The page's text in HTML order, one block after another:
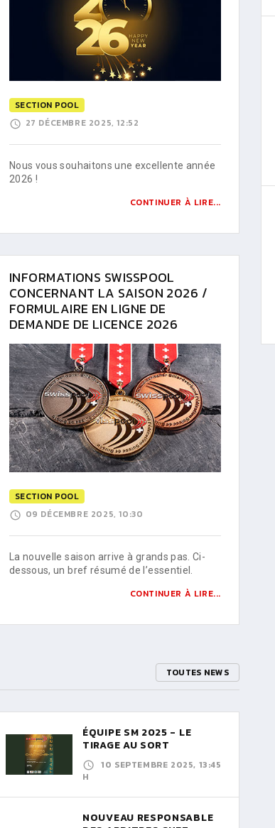
SECTION POOL
27 DÉCEMBRE 2025, 12:52
Nous vous souhaitons une excellente année
2026 !
CONTINUER À LIRE...
INFORMATIONS SWISSPOOL
CONCERNANT LA SAISON 2026 /
FORMULAIRE EN LIGNE DE
DEMANDE DE LICENCE 2026
SECTION POOL
09 DÉCEMBRE 2025, 10:30
La nouvelle saison arrive à grands pas. Ci-
dessous, un bref résumé de l’essentiel.
CONTINUER À LIRE...
TOUTES NEWS
ÉQUIPE SM 2025 - LE
TIRAGE AU SORT
10 SEPTEMBRE 2025, 13:45
H
NOUVEAU RESPONSABLE